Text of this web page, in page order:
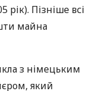
Пізніше всі
майна
з німецьким
який